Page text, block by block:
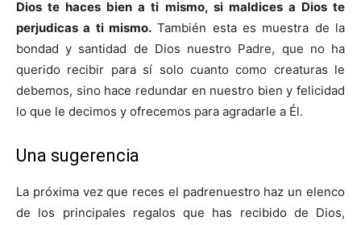
Dios te haces bien a ti mismo, si maldices a Dios te
perjudicas a ti mismo. También esta es muestra de la
bondad y santidad de Dios nuestro Padre, que no ha
querido recibir para sí solo cuanto como creaturas le
debemos, sino hace redundar en nuestro bien y felicidad
lo que le decimos y ofrecemos para agradarle a Él.
Una sugerencia
La próxima vez que reces el padrenuestro haz un elenco
de los principales regalos que has recibido de Dios,